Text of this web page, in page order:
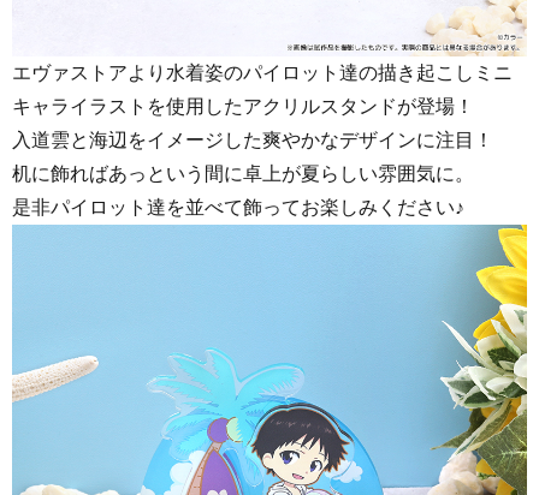
エヴァストアより水着姿のパイロット達の描き起こしミニ
キャライラストを使用したアクリルスタンドが登場！
入道雲と海辺をイメージした爽やかなデザインに注目！
机に飾ればあっという間に卓上が夏らしい雰囲気に。
是非パイロット達を並べて飾ってお楽しみください♪